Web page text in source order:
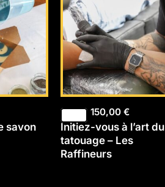
savon
150,00 €
Initiez-vous à l’art du
tatouage – Les
Raffineurs